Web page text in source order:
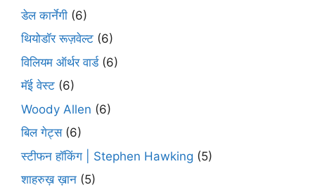
डेल कार्नेगी (6)
थियोडॉर रूज़वेल्ट (6)
विलियम ऑर्थर वार्ड(6)
मॅई वेस्ट (6)
Woody Allen (6)
बिल गेट्स(6)
स्टीफन हॉकिंग | Stephen Hawking (5)
शाहरुख़ ख़ान (5)